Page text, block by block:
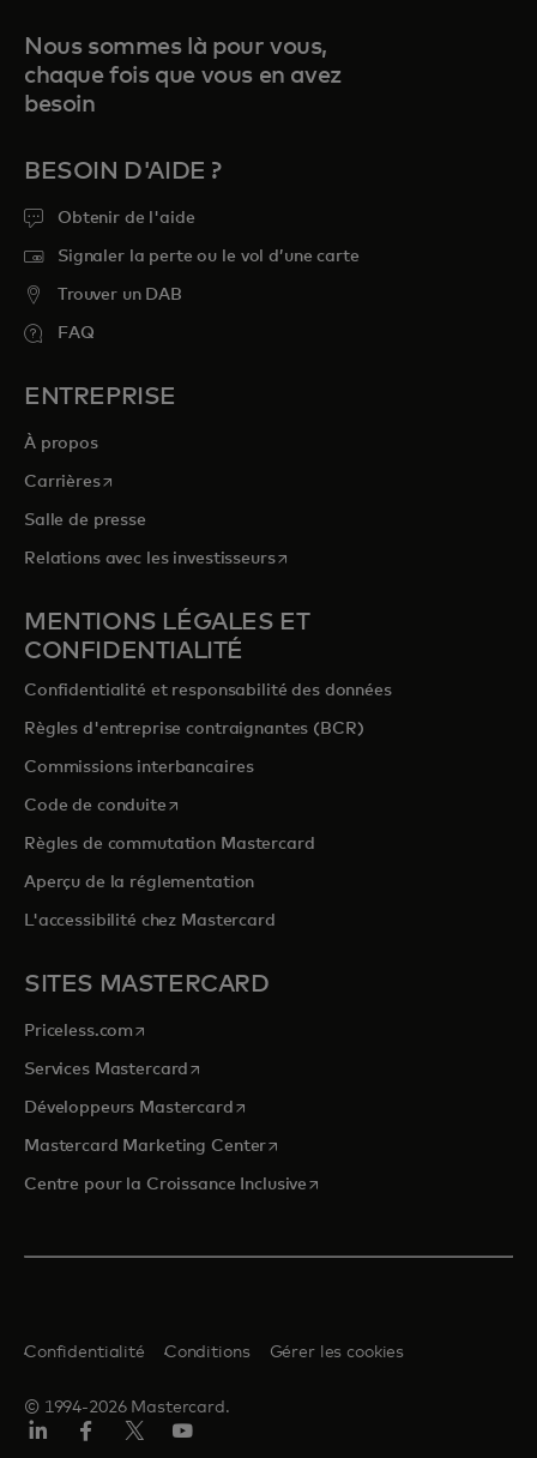
Nous sommes là pour vous,
chaque fois que vous en avez
besoin
BESOIN D'AIDE ?
Obtenir de l'aide
Signaler la perte ou le vol d’une carte
Trouver un DAB
FAQ
ENTREPRISE
À propos
Carrièress’ouvre dans un nouvel onglet
Salle de presse
Relations avec les investisseurss’ouvre dans un nouvel onglet
MENTIONS LÉGALES ET
CONFIDENTIALITÉ
Confidentialité et responsabilité des données
Règles d'entreprise contraignantes (BCR)
Commissions interbancaires
Code de conduites’ouvre dans un nouvel onglet
Règles de commutation Mastercard
Aperçu de la réglementation
L'accessibilité chez Mastercard
SITES MASTERCARD
Priceless.com s’ouvre dans un nouvel onglet
Services Mastercard s’ouvre dans un nouvel onglet
Développeurs Mastercards’ouvre dans un nouvel onglet
Mastercard Marketing Centers’ouvre dans un nouvel onglet
Centre pour la Croissance Inclusive s’ouvre dans un nouvel
© 1994-2026 Mastercard.
Confidentialité Conditions Gérer les cookies